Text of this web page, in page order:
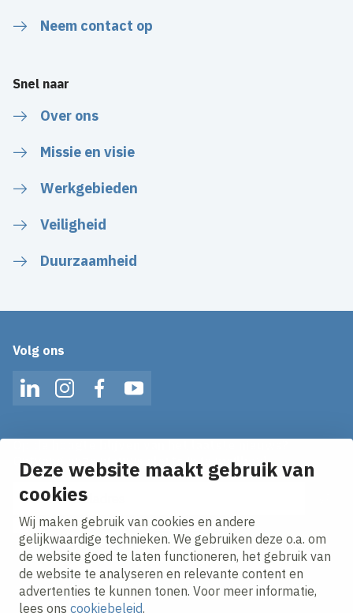
Deze website maakt gebruik van
cookies
Wij maken gebruik van cookies en andere
gelijkwaardige technieken. We gebruiken deze o.a. om
de website goed te laten functioneren, het gebruik van
de website te analyseren en relevante content en
advertenties te kunnen tonen. Voor meer informatie,
lees ons cookiebeleid.
Neem contact op
Snel naar
Over ons
Missie en visie
Werkgebieden
Veiligheid
Duurzaamheid
Volg ons
LinkedInInstagramFacebookYouTube
Ontvang onze nieuws alerts in je mailbox!
E-mailadres
Ik ga akkoord met hetprivacy statement.